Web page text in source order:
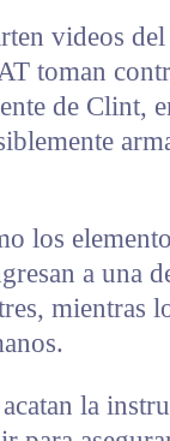
videos
toman
de Clint,
los
a una
mientras
la